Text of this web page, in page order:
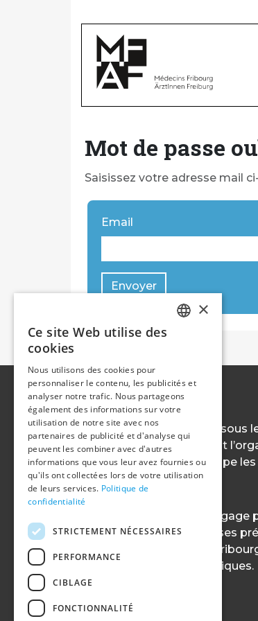
Mot de passe
Saisissez votre adresse mail
Email
Envoyer
MFÄF, fondée en 1827 sous
Canton de Fribourg, est
notre canton et regroupe
spécialités.
Notre association
toujours au centre de ses
patientes et patients
éthiques et déontologiques.
×
Ce site Web utilise des
cookies
Nous utilisons des cookies pour
personnaliser le contenu, les publicités et
analyser notre trafic. Nous partageons
également des informations sur votre
utilisation de notre site avec nos
partenaires de publicité et d'analyse qui
peuvent les combiner avec d'autres
informations que vous leur avez fournies ou
qu'ils ont collectées lors de votre utilisation
de leurs services. Politique de
confidentialité
STRICTEMENT NÉCESSAIRES
PERFORMANCE
CIBLAGE
FONCTIONNALITÉ